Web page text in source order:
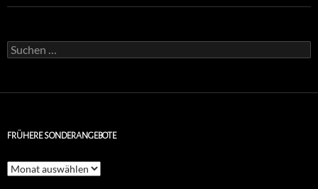
Suchen
nach:
FRÜHERE SONDERANGEBOTE
Frühere
Sonderangebote